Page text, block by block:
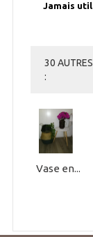
Jamais
30
:
Vase en...